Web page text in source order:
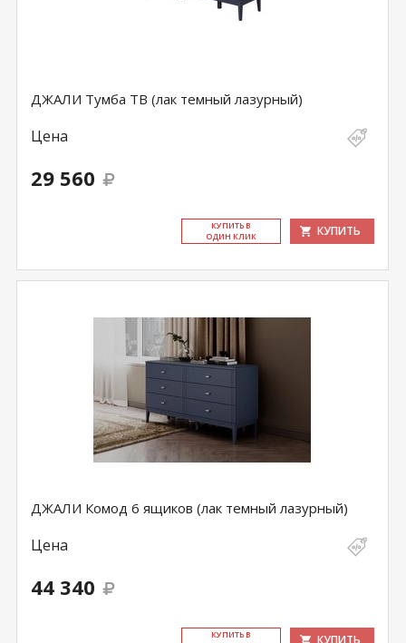
ДЖАЛИ Тумба ТВ (лак темный лазурный)
Цена
29 560
КУ­ПИТЬ В
ОДИН КЛИК
КУПИТЬ
ДЖАЛИ Комод 6 ящиков (лак темный лазурный)
Цена
44 340
КУ­ПИТЬ В
КУПИТЬ